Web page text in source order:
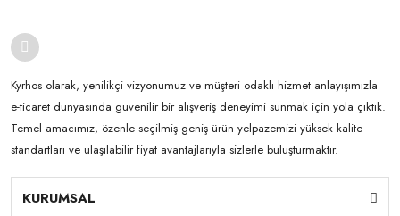
Kyrhos olarak, yenilikçi vizyonumuz ve müşteri odaklı hizmet anlayışımızla
e-ticaret dünyasında güvenilir bir alışveriş deneyimi sunmak için yola çıktık.
Temel amacımız, özenle seçilmiş geniş ürün yelpazemizi yüksek kalite
standartları ve ulaşılabilir fiyat avantajlarıyla sizlerle buluşturmaktır.
KURUMSAL